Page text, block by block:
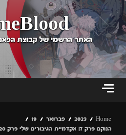
האתר הרשמי של קבוצת
Home
2023 פברואר
19